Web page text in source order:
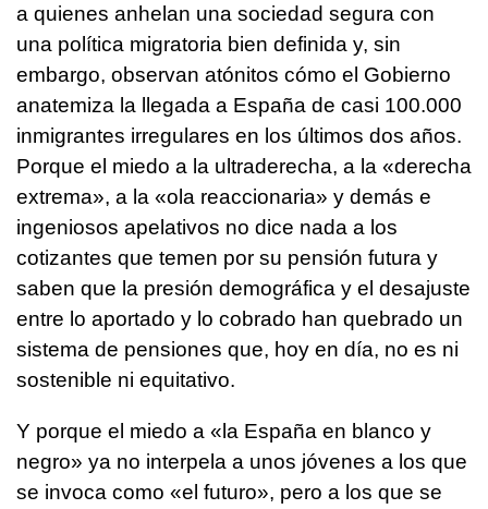
a quienes anhelan una sociedad segura con
una política migratoria bien definida y, sin
embargo, observan atónitos cómo el Gobierno
anatemiza la llegada a España de casi 100.000
inmigrantes irregulares en los últimos dos años.
Porque el miedo a la ultraderecha, a la «derecha
extrema», a la «ola reaccionaria» y demás e
ingeniosos apelativos no dice nada a los
cotizantes que temen por su pensión futura y
saben que la presión demográfica y el desajuste
entre lo aportado y lo cobrado han quebrado un
sistema de pensiones que, hoy en día, no es ni
sostenible ni equitativo.
Y porque el miedo a «la España en blanco y
negro» ya no interpela a unos jóvenes a los que
se invoca como «el futuro», pero a los que se